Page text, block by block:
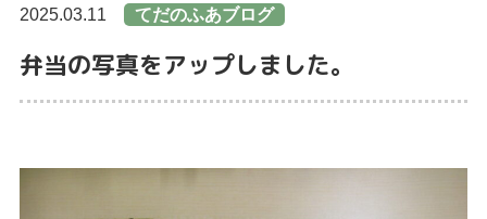
2025.03.11 てだのふあブログ
弁当の写真をアップしました。